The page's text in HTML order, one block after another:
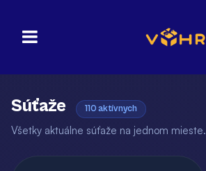
Súťaže 110 aktívnych
Všetky aktuálne súťaže na jednom mieste.